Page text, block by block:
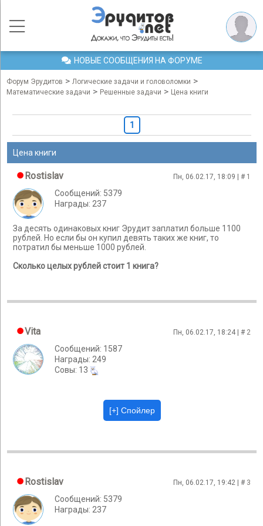
НОВЫЕ СООБЩЕНИЯ НА ФОРУМЕ
Форум Эрудитов > Логические задачи и головоломки >
Математические задачи > Решенные задачи > Цена книги
1
Цена книги
Rostislav Пн, 06.02.17, 18:09 | # 1
Сообщений: 5379
Награды: 237
За десять одинаковых книг Эрудит заплатил больше 1100
рублей. Но если бы он купил девять таких же книг, то
потратил бы меньше 1000 рублей.
Сколько целых рублей стоит 1 книга?
Vita Пн, 06.02.17, 18:24 | # 2
Сообщений: 1587
Награды: 249
Cовы: 13
Rostislav Пн, 06.02.17, 19:42 | # 3
Сообщений: 5379
Награды: 237